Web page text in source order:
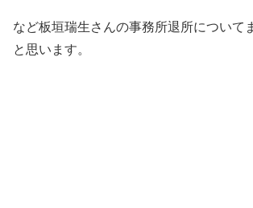
など板垣瑞生さんの事務所退所について
と思います。